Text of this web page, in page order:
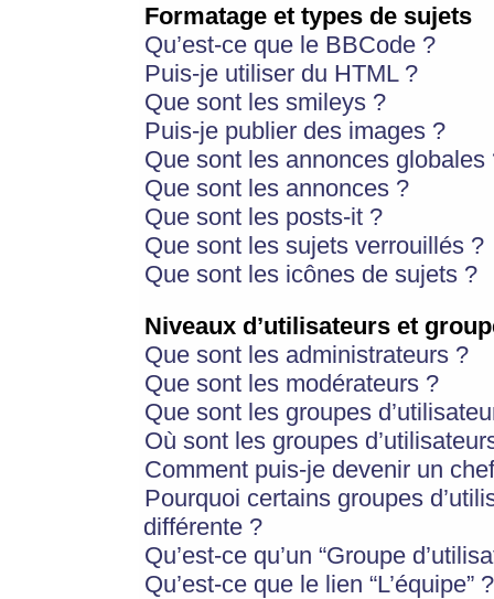
Formatage et types de sujets
Qu’est-ce que le BBCode ?
Puis-je utiliser du HTML ?
Que sont les smileys ?
Puis-je publier des images ?
Que sont les annonces globales
Que sont les annonces ?
Que sont les posts-it ?
Que sont les sujets verrouillés ?
Que sont les icônes de sujets ?
Niveaux d’utilisateurs et
Que sont les administrateurs ?
Que sont les modérateurs ?
Que sont les groupes
Où sont les groupes
Comment puis-je devenir un
Pourquoi certains groupes
différente ?
Qu’est-ce qu’un “Groupe
Qu’est-ce que le lien “L’équipe” ?